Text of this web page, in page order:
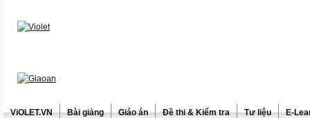
ViOLET.VN Bài giảng Giáo án Đề thi & Kiểm tra Tư liệu E-